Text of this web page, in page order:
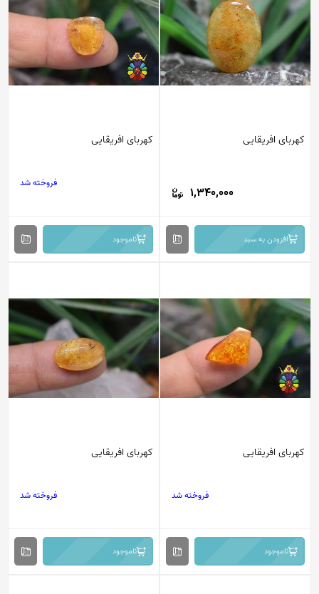
کهربای افریقایی
1,340,000
افزودن به سبد
کهربای افریقایی
فروخته شد
ناموجود
کهربای افریقایی
فروخته شد
ناموجود
کهربای افریقایی
فروخته شد
ناموجود